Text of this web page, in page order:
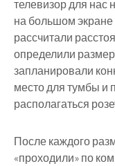
телевизор для нас
на большом
рассчитали
определили
запланировали
место для тумбы и
располагаться
После каждого
«проходили» по